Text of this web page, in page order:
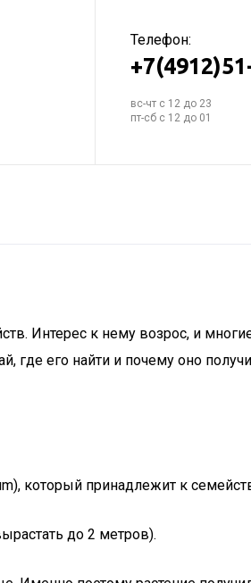
Телефон:
вс-чт с 12 до 23
пт-сб с 12 до 01
Интерес к нему возрос, и многие
где его найти и почему оно
который принадлежит к
до 2 метров).